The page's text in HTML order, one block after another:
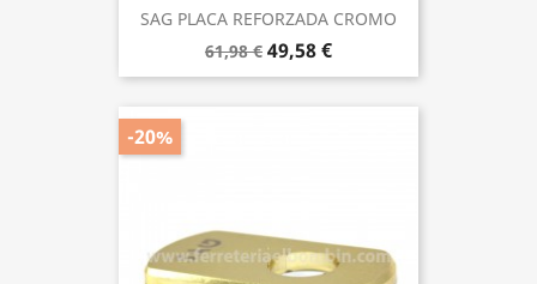
SAG PLACA REFORZADA CROMO
61,98 € 49,58 €
-20%